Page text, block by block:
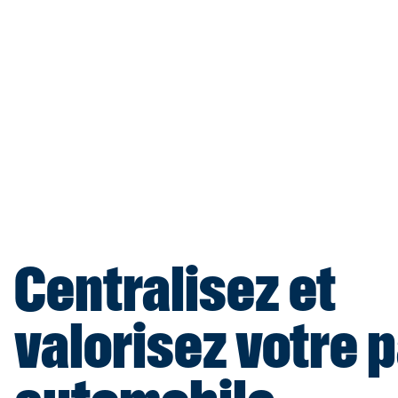
Centralisez et
valorisez votre